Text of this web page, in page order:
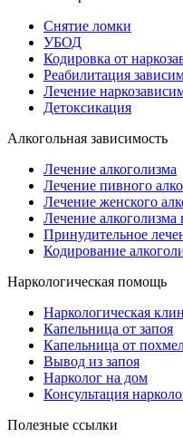
Снятие ломки
УБОД
Кодировка от
Реабилитация
Лечение
Детоксикация
Алкогольная зависимость
Лечение алкоголизма
Лечение пивного
Лечение женского
Лечение алкоголизма
Принудительное
Кодирование
Наркологическая помощь
Наркологическая
Капельница от запоя
Капельница от
Вывод из запоя
Нарколог на дом
Консультация
Полезные ссылки